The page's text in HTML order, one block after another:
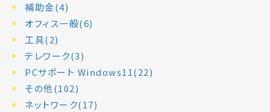
補助金(4)
オフィス一般(6)
工具(2)
テレワーク(3)
PCサポート Windows11(22)
その他(102)
ネットワーク(17)